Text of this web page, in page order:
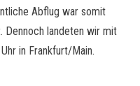
Abflug war somit
Dennoch landeten wir mit
in Frankfurt/Main.